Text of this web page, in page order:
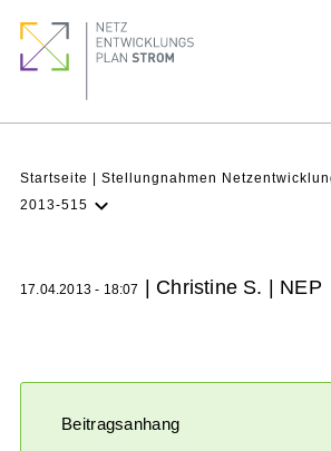
zum
Inhalt
Pfadnavigation
Startseite
Stellungnahmen
2013-515
Verstehen
17.04.2013 - 18:07 | Christine S. | NEP
Beitragsanhang
quick
links